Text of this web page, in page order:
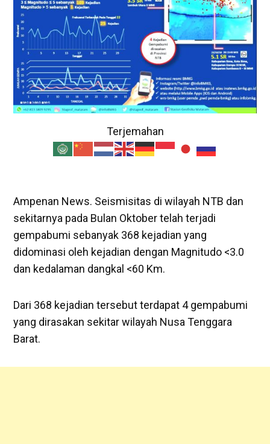
Terjemahan
Ampenan News. Seismisitas di wilayah NTB dan
sekitarnya pada Bulan Oktober telah terjadi
gempabumi sebanyak 368 kejadian yang
didominasi oleh kejadian dengan Magnitudo <3.0
dan kedalaman dangkal <60 Km.
Dari 368 kejadian tersebut terdapat 4 gempabumi
yang dirasakan sekitar wilayah Nusa Tenggara
Barat.